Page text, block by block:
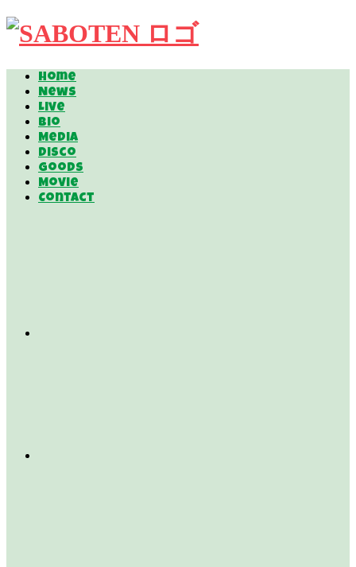
Home
News
Live
Bio
Media
Disco
Goods
Movie
Contact